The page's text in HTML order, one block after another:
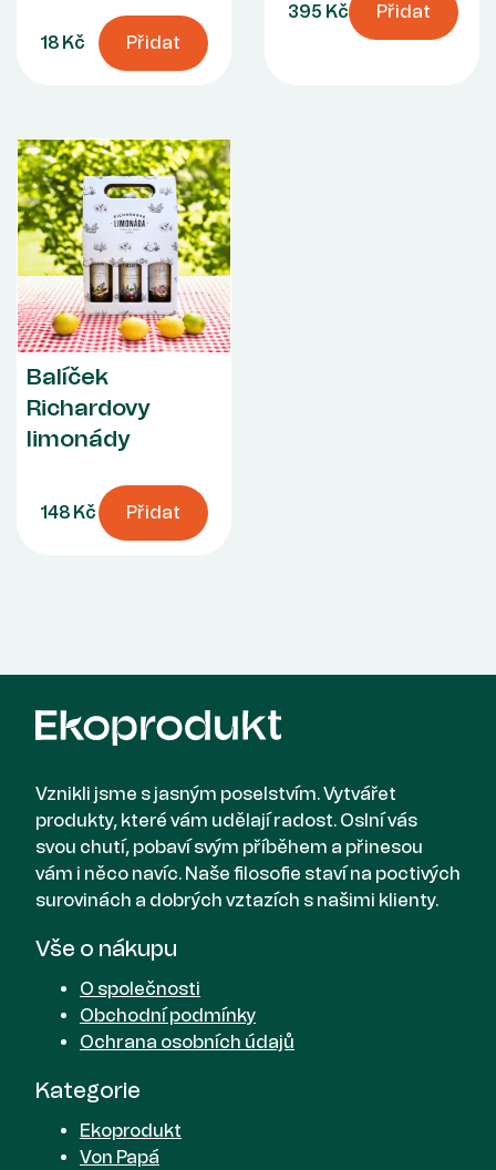
18 Kč Přidat
395 Kč Přidat
Balíček
Richardovy
limonády
148 Kč Přidat
Vznikli jsme s jasným poselstvím. Vytvářet
produkty, které vám udělají radost. Oslní vás
svou chutí, pobaví svým příběhem a přinesou
vám i něco navíc. Naše filosofie staví na poctivých
surovinách a dobrých vztazích s našimi klienty.
Vše o nákupu
O společnosti
Obchodní podmínky
Ochrana osobních údajů
Kategorie
Ekoprodukt
Von Papá